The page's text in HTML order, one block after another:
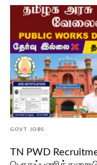
GOVT JOBS
TN PWD